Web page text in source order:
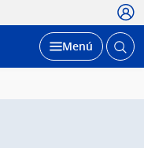
Desplegar
Menú Abrir